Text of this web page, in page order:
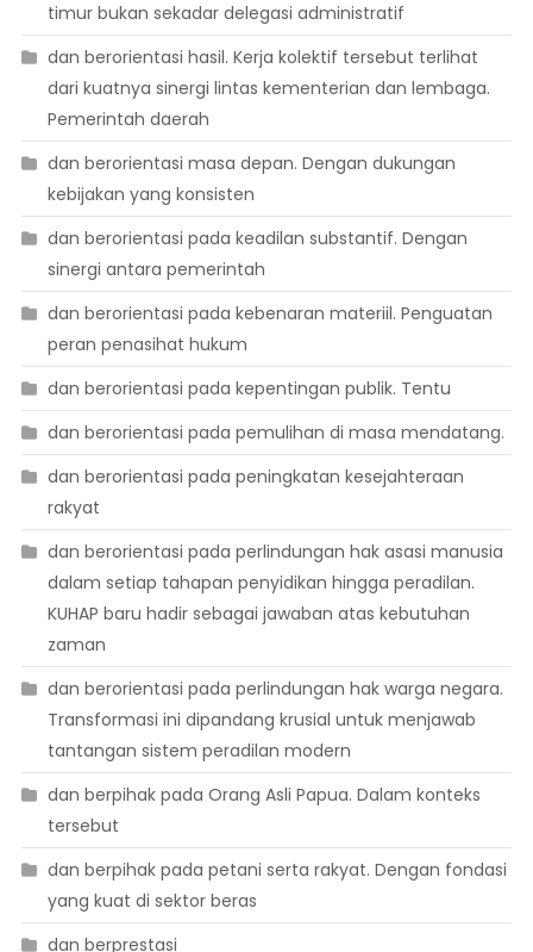
timur bukan sekadar delegasi administratif
dan berorientasi hasil. Kerja kolektif tersebut terlihat
dari kuatnya sinergi lintas kementerian dan lembaga.
Pemerintah daerah
dan berorientasi masa depan. Dengan dukungan
kebijakan yang konsisten
dan berorientasi pada keadilan substantif. Dengan
sinergi antara pemerintah
dan berorientasi pada kebenaran materiil. Penguatan
peran penasihat hukum
dan berorientasi pada kepentingan publik. Tentu
dan berorientasi pada pemulihan di masa mendatang.
dan berorientasi pada peningkatan kesejahteraan
rakyat
dan berorientasi pada perlindungan hak asasi manusia
dalam setiap tahapan penyidikan hingga peradilan.
KUHAP baru hadir sebagai jawaban atas kebutuhan
zaman
dan berorientasi pada perlindungan hak warga negara.
Transformasi ini dipandang krusial untuk menjawab
tantangan sistem peradilan modern
dan berpihak pada Orang Asli Papua. Dalam konteks
tersebut
dan berpihak pada petani serta rakyat. Dengan fondasi
yang kuat di sektor beras
dan berprestasi